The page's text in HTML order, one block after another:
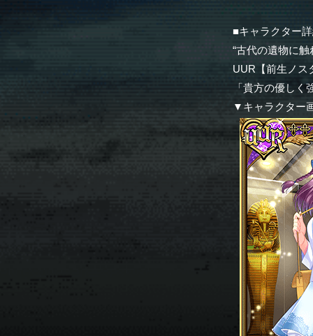
■キャラクター
“古代の遺物に
UUR【前生ノス
「貴方の優し
▼キャラクター